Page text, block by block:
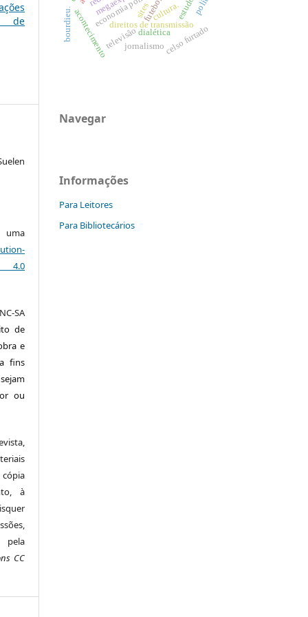
de
uma
4.0
SA
de
e
fins
ou
à
pela
CC
direitos de transmissão
futebol.
acontecimento dialéticacelso furtado
cultura.
sites
televisãojornalismo
bourdieu.
Navegar
Informações
Para Leitores
Para Bibliotecários